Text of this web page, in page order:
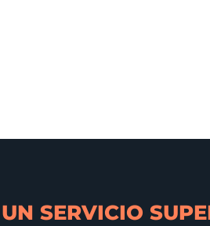
SERVICIO